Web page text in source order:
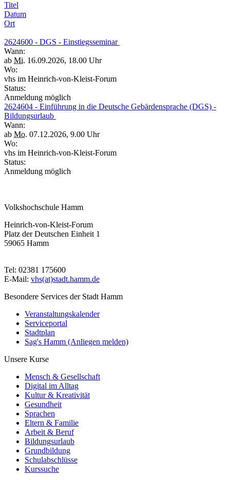
Titel
Datum
Ort
2624600 - DGS - Einstiegsseminar
Wann:
ab Mi. 16.09.2026, 18.00 Uhr
Wo:
vhs im Heinrich-von-Kleist-Forum
Status:
Anmeldung möglich
2624604 - Einführung in die Deutsche Gebärdensprache (DGS) -
Bildungsurlaub
Wann:
ab Mo. 07.12.2026, 9.00 Uhr
Wo:
vhs im Heinrich-von-Kleist-Forum
Status:
Anmeldung möglich
Volkshochschule Hamm
Heinrich-von-Kleist-Forum
Platz der Deutschen Einheit 1
59065 Hamm
Tel: 02381 175600
E-Mail: vhs(at)stadt.hamm.de
Besondere Services der Stadt Hamm
Veranstaltungskalender
Serviceportal
Stadtplan
Sag's Hamm (Anliegen melden)
Unsere Kurse
Mensch & Gesellschaft
Digital im Alltag
Kultur & Kreativität
Gesundheit
Sprachen
Eltern & Familie
Arbeit & Beruf
Bildungsurlaub
Grundbildung
Schulabschlüsse
Kurssuche